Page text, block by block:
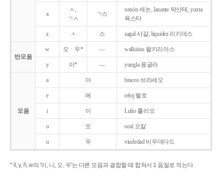
x
ㅅ,
ㄱㅅ
ㄱ스
xenón 세논, laxante 락산테, yuxta
육스타
z ㅅ 스 zagal 사갈, liquidez 리키데스
반모음
w 오ㆍ우* ― walkirias 왈키리아스
y 이* ― yungla 융글라
모음
a 아 braceo 브라세오
e 에 reloj 렐로
i 이 Lulio 룰리오
o 오 ocal 오칼
u 우 viudedad 비우데다드
* ll, y, ñ, w의 '이, 니, 오, 우'는 다른 모음과 결합할 때 합쳐서 1 음절로 적는다.